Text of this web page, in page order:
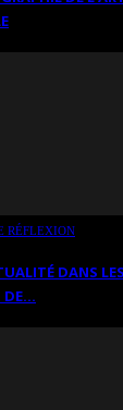
RÉFLEXION
DANS
DE…